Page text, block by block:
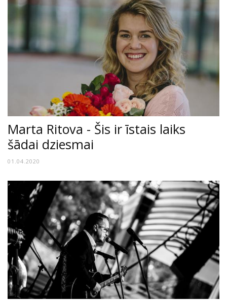
Marta Ritova - Šis ir īstais laiks
šādai dziesmai
01.04.2020